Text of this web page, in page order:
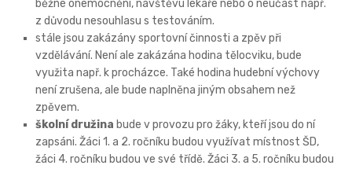
běžné onemocnění, návštěvu lékaře nebo o neúčast např.
z důvodu nesouhlasu s testováním.
stále jsou zakázány sportovní činnosti a zpěv při
vzdělávání. Není ale zakázána hodina tělocviku, bude
využita např. k procházce. Také hodina hudební výchovy
není zrušena, ale bude naplněna jiným obsahem než
zpěvem.
školní družina bude v provozu pro žáky, kteří jsou do ní
zapsáni. Žáci 1. a 2. ročníku budou využívat místnost ŠD,
žáci 4. ročníku budou ve své třídě. Žáci 3. a 5. ročníku budou